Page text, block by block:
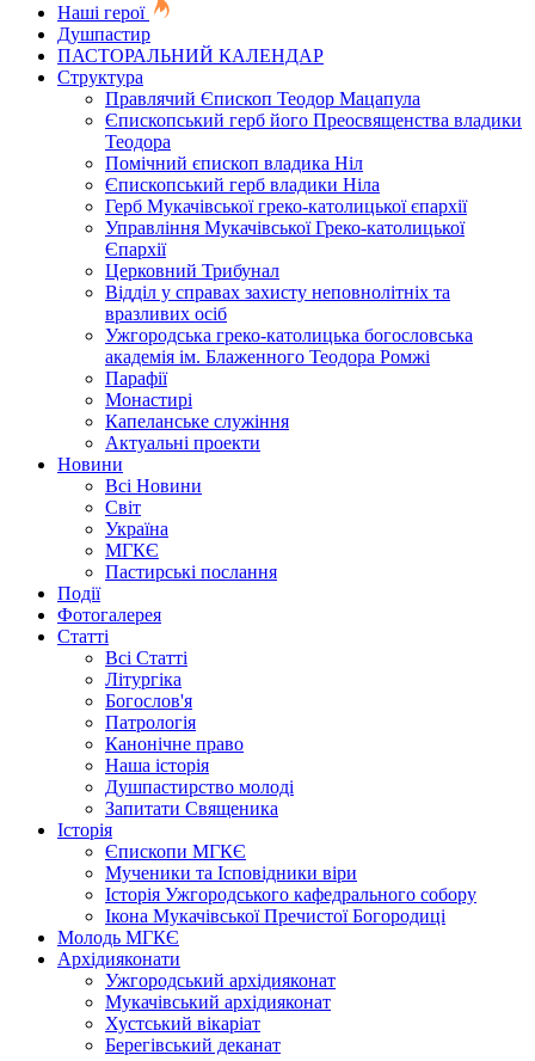
Наші герої
Душпастир
ПАСТОРАЛЬНИЙ КАЛЕНДАР
Структура
Правлячий Єпископ Теодор Мацапула
Єпископський герб його Преосвященства владики
Теодора
Помічний єпископ владика Ніл
Єпископський герб владики Ніла
Герб Мукачівської греко-католицької єпархії
Управління Мукачівської Греко-католицької
Єпархії
Церковний Трибунал
Відділ у справах захисту неповнолітніх та
вразливих осіб
Ужгородська греко-католицька богословська
академія ім. Блаженного Теодора Ромжі
Парафії
Монастирі
Капеланське служіння
Актуальні проекти
Новини
Всі Новини
Світ
Україна
МГКЄ
Пастирські послання
Події
Фотогалерея
Статті
Всі Статті
Літургіка
Богослов'я
Патрологія
Канонічне право
Наша історія
Душпастирство молоді
Запитати Священика
Історія
Єпископи МГКЄ
Мученики та Ісповідники віри
Історія Ужгородського кафедрального собору
Ікона Мукачівської Пречистої Богородиці
Молодь МГКЄ
Архідияконати
Ужгородський архідияконат
Мукачівський архідияконат
Хустський вікаріат
Берегівський деканат